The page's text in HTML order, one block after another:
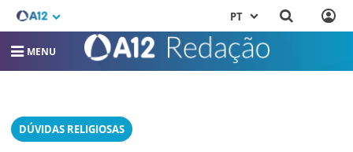
PT
MENU
DÚVIDAS RELIGIOSAS